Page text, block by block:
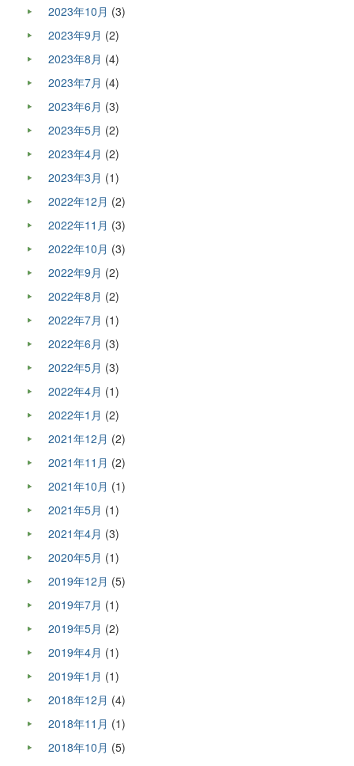
2023年10月 (3)
2023年9月 (2)
2023年8月 (4)
2023年7月 (4)
2023年6月 (3)
2023年5月 (2)
2023年4月 (2)
2023年3月 (1)
2022年12月 (2)
2022年11月 (3)
2022年10月 (3)
2022年9月 (2)
2022年8月 (2)
2022年7月 (1)
2022年6月 (3)
2022年5月 (3)
2022年4月 (1)
2022年1月 (2)
2021年12月 (2)
2021年11月 (2)
2021年10月 (1)
2021年5月 (1)
2021年4月 (3)
2020年5月 (1)
2019年12月 (5)
2019年7月 (1)
2019年5月 (2)
2019年4月 (1)
2019年1月 (1)
2018年12月 (4)
2018年11月 (1)
2018年10月 (5)